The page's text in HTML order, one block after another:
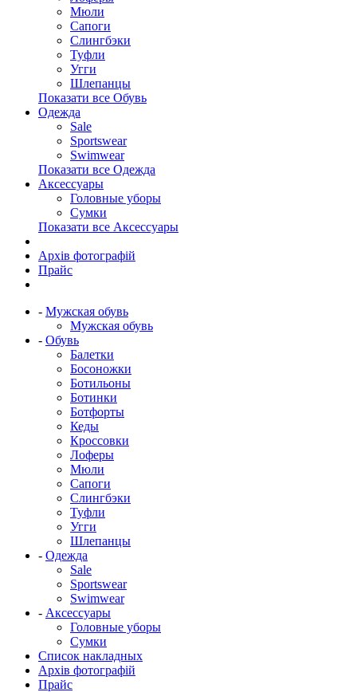
Мюли
Сапоги
Слингбэки
Туфли
Угги
Шлепанцы
Показати все Обувь
Одежда
Sale
Sportswear
Swimwear
Показати все Одежда
Аксессуары
Головные уборы
Сумки
Показати все Аксессуары
Архів фотографій
Прайс
- Мужская обувь
Мужская обувь
- Обувь
Балетки
Босоножки
Ботильоны
Ботинки
Ботфорты
Кеды
Кроссовки
Лоферы
Мюли
Сапоги
Слингбэки
Туфли
Угги
Шлепанцы
- Одежда
Sale
Sportswear
Swimwear
- Аксессуары
Головные уборы
Сумки
Список накладных
Архів фотографій
Прайс